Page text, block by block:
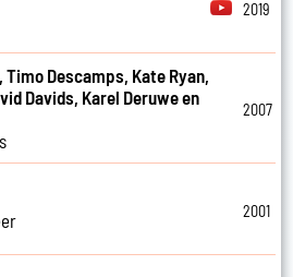
2019
Timo Descamps, Kate Ryan,
Davids, Karel Deruwe en
2007
2001